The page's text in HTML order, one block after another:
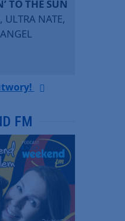
TO THE SUN
ULTRA NATE,
FM